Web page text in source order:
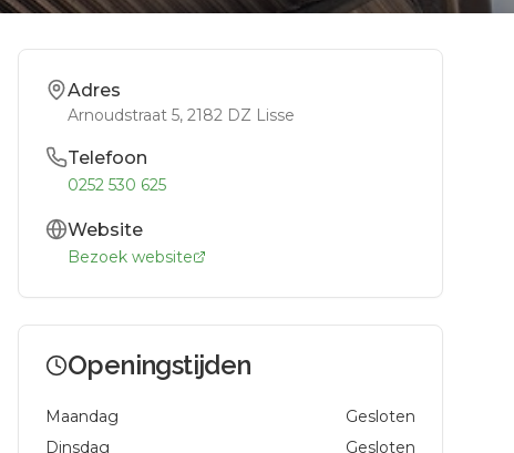
Adres
Arnoudstraat 5, 2182 DZ Lisse
Telefoon
0252 530 625
Website
Bezoek website
Openingstijden
Maandag
Gesloten
Dinsdag
Gesloten